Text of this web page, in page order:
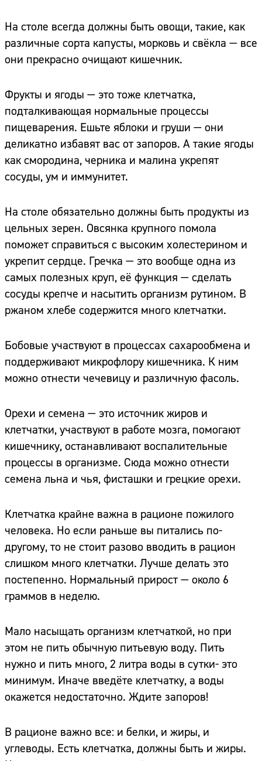
На столе всегда должны быть овощи, такие, как
различные сорта капусты, морковь и свёкла — все
они прекрасно очищают кишечник.
Фрукты и ягоды — это тоже клетчатка,
подталкивающая нормальные процессы
пищеварения. Ешьте яблоки и груши — они
деликатно избавят вас от запоров. А такие ягоды
как смородина, черника и малина укрепят
сосуды, ум и иммунитет.
На столе обязательно должны быть продукты из
цельных зерен. Овсянка крупного помола
поможет справиться с высоким холестерином и
укрепит сердце. Гречка — это вообще одна из
самых полезных круп, её функция — сделать
сосуды крепче и насытить организм рутином. В
ржаном хлебе содержится много клетчатки.
Бобовые участвуют в процессах сахарообмена и
поддерживают микрофлору кишечника. К ним
можно отнести чечевицу и различную фасоль.
Орехи и семена — это источник жиров и
клетчатки, участвуют в работе мозга, помогают
кишечнику, останавливают воспалительные
процессы в организме. Сюда можно отнести
семена льна и чья, фисташки и грецкие орехи.
Клетчатка крайне важна в рационе пожилого
человека. Но если раньше вы питались по-
другому, то не стоит разово вводить в рацион
слишком много клетчатки. Лучше делать это
постепенно. Нормальный прирост — около 6
граммов в неделю.
Мало насыщать организм клетчаткой, но при
этом не пить обычную питьевую воду. Пить
нужно и пить много, 2 литра воды в сутки- это
минимум. Иначе введёте клетчатку, а воды
окажется недостаточно. Ждите запоров!
В рационе важно все: и белки, и жиры, и
углеводы. Есть клетчатка, должны быть и жиры.